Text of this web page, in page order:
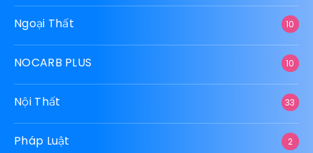
Ngoại Thất 10
NOCARB PLUS 10
Nội Thất 33
Pháp Luật 2